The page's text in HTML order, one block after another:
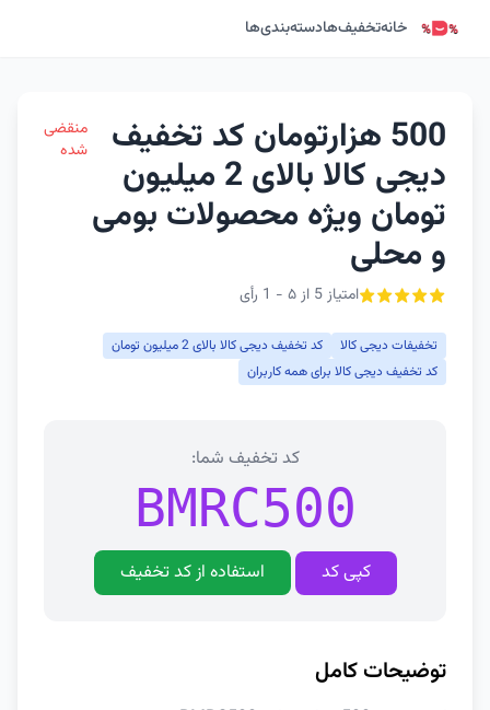
خانهتخفیف‌هادسته‌بندی‌ها
500 هزارتومان کد تخفیف
دیجی کالا بالای 2 میلیون
تومان ویژه محصولات بومی
و محلی
امتیاز 5 از ۵ - 1 رأی
منقضی
شده
تخفیفات دیجی کالا
کد تخفیف دیجی کالا بالای 2 میلیون تومان
کد تخفیف دیجی کالا برای همه کاربران
کد تخفیف شما:
BMRC500
کپی کد استفاده از کد تخفیف
توضیحات کامل